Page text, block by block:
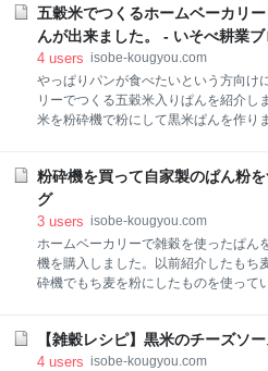
かれているので見た目は白く、形も白
もち麦を茹でます。 茹でるともち麦が
しています。 お好みのサラダに載せて
い？？アマランサスと一緒にスーパー
ので紹介します。 ２．キヌアまぐろお
ジ裏側に紹介されていたレシピを作っ
しいレシピはWEBで公開されていまし
張っておきます。
込みます。 茹でたキヌアとオクラを混
って納得の美味しさでした。もともと
の組み合わせはありますが、キヌアを
ぶつぶの食感が加わり更に美味しくな
五穀米でつくるホームベーカリ
んが出来ました。 - いそべ耕業
4 users isobe-kougyou.com
やっぱりパンが食べたいという方向け
リーでつくる五穀米入りぱんを紹介し
米を粉砕機で粉にして黒米ぱんを作り
時間で焼き上がり ５．終わりに １．
ピに加えるだけ お持ちのホームベーカ
ピに黒米を追加します。 今回は強力粉
黒米粉を50g入れました。 ※機種ごと
すので以下参考です。 材料 ①強力
通常250g ②黒米粉 ・・50g ③バタ
⑧ドライイースト ・・小１(2.8g) 手
常より50g減らし 黒米粉50gを加える
粉砕機を買って自家製のぱん粉
グ
3 users isobe-kougyou.com
ホームベーカリーで雑穀を使ったぱん
機を購入しました。以前紹介したもち
砕機でもち麦を粉にしたものを使って
粉砕機を買う STEP２．粉砕機到着
で粉をつくる STEP４．ぱんを焼く
【雑穀レシピ】黒米のチーズソ
4 users isobe-kougyou.com